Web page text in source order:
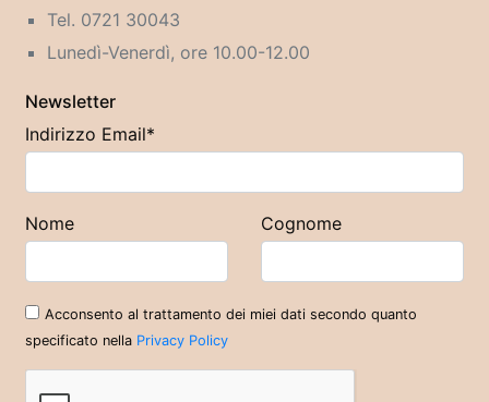
Tel. 0721 30043
Lunedì-Venerdì, ore 10.00-12.00
Newsletter
Indirizzo Email*
Nome Cognome
Acconsento al trattamento dei miei dati secondo quanto
specificato nella Privacy Policy